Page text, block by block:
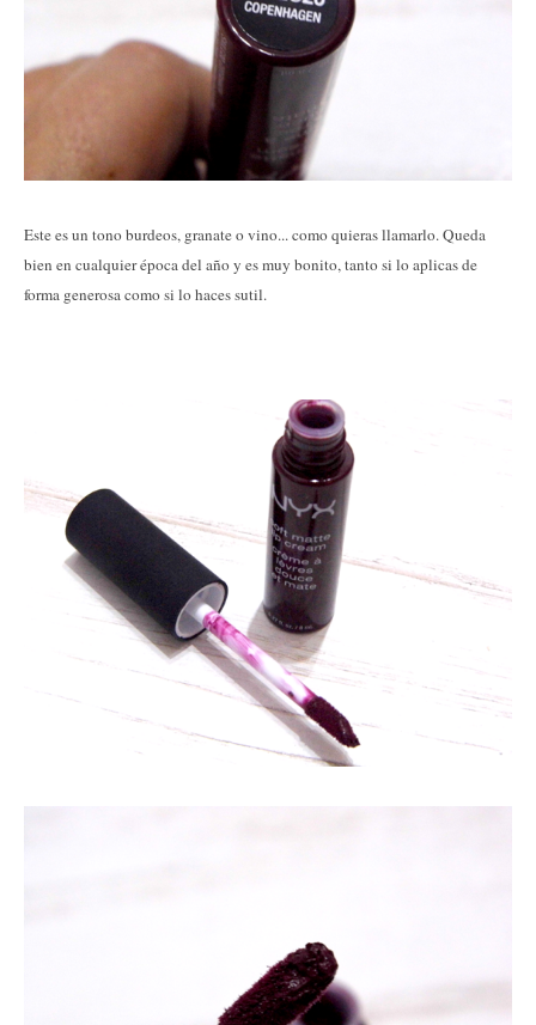
Este es un tono burdeos, granate o vino... como quieras llamarlo. Queda
bien en cualquier época del año y es muy bonito, tanto si lo aplicas de
forma generosa como si lo haces sutil.